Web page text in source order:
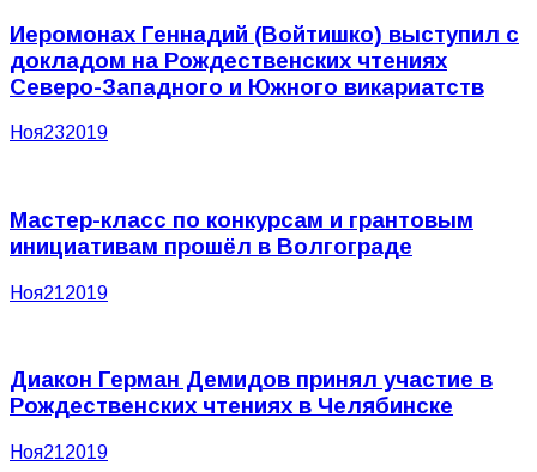
Иеромонах Геннадий (Войтишко) выступил с
докладом на Рождественских чтениях
Северо-Западного и Южного викариатств
Ноя232019
Мастер-класс по конкурсам и грантовым
инициативам прошёл в Волгограде
Ноя212019
Диакон Герман Демидов принял участие в
Рождественских чтениях в Челябинске
Ноя212019